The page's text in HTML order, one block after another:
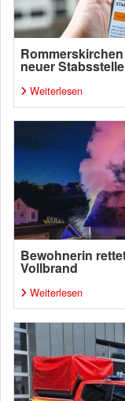
neuer Stabsstelle
Weiterlesen
Bewohnerin
Vollbrand
Weiterlesen